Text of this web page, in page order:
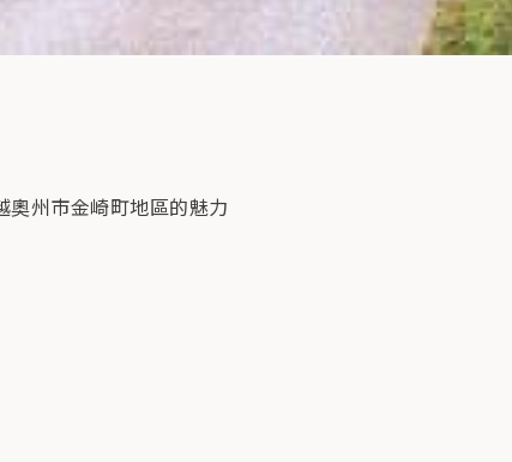
奧州市金崎町地區的魅力